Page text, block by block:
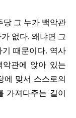
당 그 누가 백악관
없다. 왜냐면 그
기 때문이다. 역사
악관에 앉아 있는
에 맞서 스스로의
가져다주는 길이